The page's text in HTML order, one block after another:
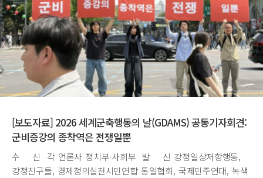
[보도자료] 2026 세계군축행동의 날(GDAMS) 공동기자회견:
군비증강의 종착역은 전쟁일뿐
수 신 각 언론사 정치부·사회부 발 신 강정일상저항행동,
강정친구들, 경제정의실천시민연합 통일협회, 국제민주연대, 녹색